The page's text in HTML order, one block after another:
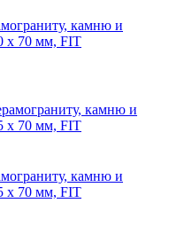
камню и
х 70 мм, FIT
камню и
х 70 мм, FIT